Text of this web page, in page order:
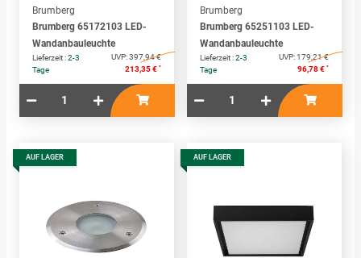
Brumberg
Brumberg 65172103 LED-
Wandanbauleuchte
Lieferzeit :2-3
Tage
UVP:397,94 €
213,35 € *
Brumberg
Brumberg 65251103 LED-
Wandanbauleuchte
Lieferzeit :2-3
Tage
UVP:179,21 €
96,78 € *
AUF LAGER AUF LAGER